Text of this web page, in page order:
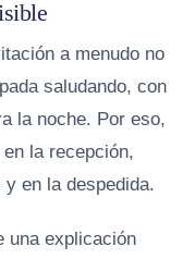
a menudo no
saludando, con
la noche. Por eso,
la recepción,
en la despedida.
una explicación